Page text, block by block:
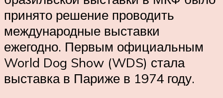
принято решение проводить
международные выставки
ежегодно. Первым официальным
World Dog Show (WDS) стала
выставка в Париже в 1974 году.